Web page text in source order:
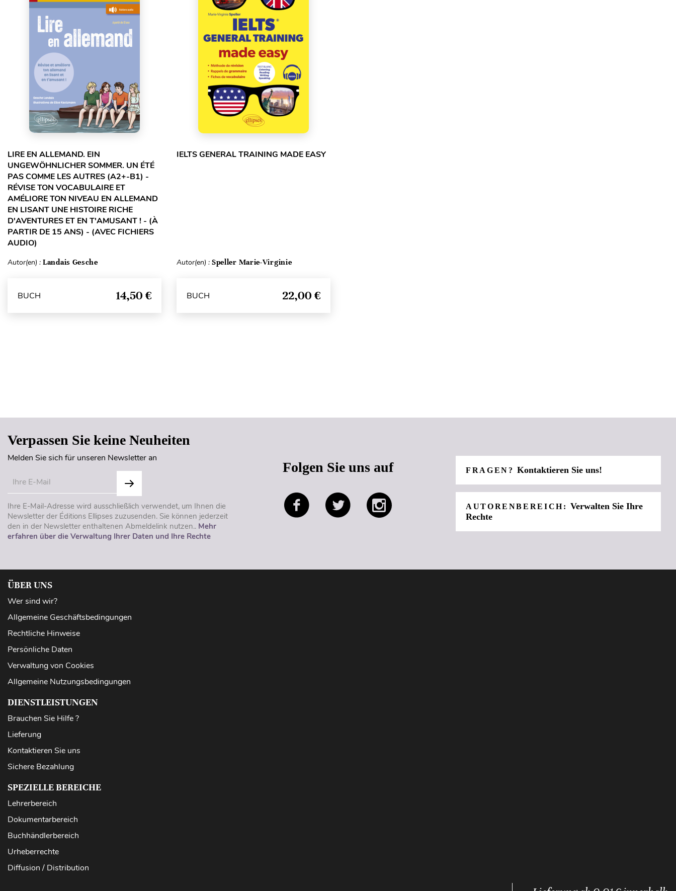
LIRE EN ALLEMAND. EIN
UNGEWÖHNLICHER SOMMER. UN ÉTÉ
PAS COMME LES AUTRES (A2+-B1) -
RÉVISE TON VOCABULAIRE ET
AMÉLIORE TON NIVEAU EN ALLEMAND
EN LISANT UNE HISTOIRE RICHE
D'AVENTURES ET EN T'AMUSANT ! - (À
PARTIR DE 15 ANS) - (AVEC FICHIERS
AUDIO)
Autor(en) : Landais Gesche
BUCH 14,50 €
IELTS GENERAL TRAINING MADE EASY
Autor(en) : Speller Marie-Virginie
BUCH 22,00 €
Verpassen Sie keine Neuheiten
Melden Sie sich für unseren Newsletter an
Ihre E-Mail-Adresse wird ausschließlich verwendet, um Ihnen die
Newsletter der Éditions Ellipses zuzusenden. Sie können jederzeit
den in der Newsletter enthaltenen Abmeldelink nutzen.. Mehr
erfahren über die Verwaltung Ihrer Daten und Ihre Rechte
Folgen Sie uns auf FRAGEN?Kontaktieren Sie uns!
AUTORENBEREICH:Verwalten Sie Ihre
Rechte
ÜBER UNS
Wer sind wir?
Allgemeine Geschäftsbedingungen
Rechtliche Hinweise
Persönliche Daten
Verwaltung von Cookies
Allgemeine Nutzungsbedingungen
DIENSTLEISTUNGEN
Brauchen Sie Hilfe ?
Lieferung
Kontaktieren Sie uns
Sichere Bezahlung
SPEZIELLE BEREICHE
Lehrerbereich
Dokumentarbereich
Buchhändlerbereich
Urheberrechte
Diffusion / Distribution